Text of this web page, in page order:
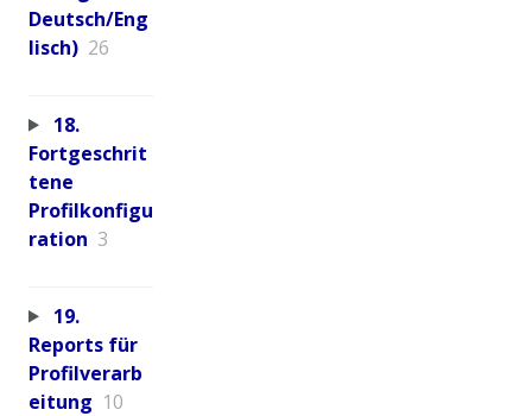
Deutsch/Eng
lisch) 26
18.
Fortgeschrit
tene
Profilkonfigu
ration 3
19.
Reports für
Profilverarb
eitung 10